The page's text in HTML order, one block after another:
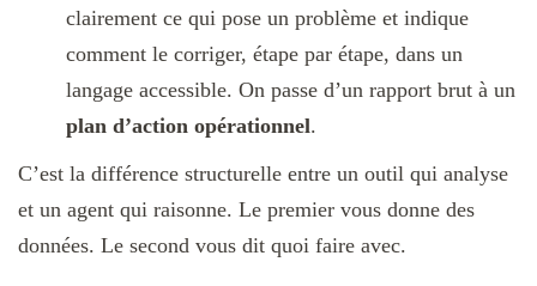
clairement ce qui pose un problème et indique
comment le corriger, étape par étape, dans un
langage accessible. On passe d’un rapport brut à un
plan d’action opérationnel.
C’est la différence structurelle entre un outil qui analyse
et un agent qui raisonne. Le premier vous donne des
données. Le second vous dit quoi faire avec.